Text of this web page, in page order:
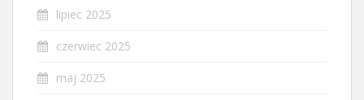
lipiec 2025
czerwiec 2025
maj 2025